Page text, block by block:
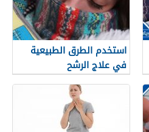
استخدم الطرق الطبيعية
في علاج الرشح